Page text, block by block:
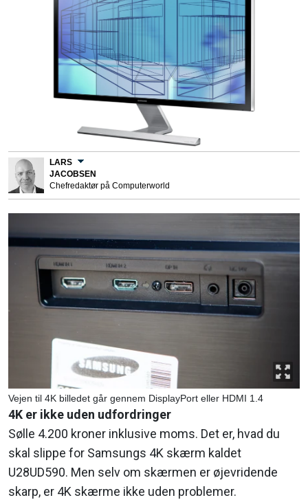
LARS
JACOBSEN
Chefredaktør på Computerworld
Vejen til 4K billedet går gennem DisplayPort eller HDMI 1.4
4K er ikke uden udfordringer
Sølle 4.200 kroner inklusive moms. Det er, hvad du
skal slippe for Samsungs 4K skærm kaldet
U28UD590. Men selv om skærmen er øjevridende
skarp, er 4K skærme ikke uden problemer.